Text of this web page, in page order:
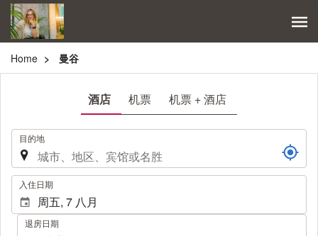
Home 曼谷
酒店 机票 机票 + 酒店
. 目的地
. 入住日期
退房日期